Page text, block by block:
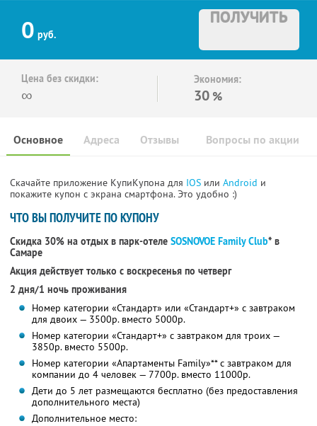
0 руб.
ПОЛУЧИТЬ
Цена без скидки:
∞
Экономия:
30 %
Основное Отзывы Вопросы по акции
Адреса
Скачайте приложение КупиКупона для IOS или Android и
покажите купон с экрана смартфона. Это удобно :)
ЧТО ВЫ ПОЛУЧИТЕ ПО КУПОНУ
Скидка 30% на отдых в парк-отеле SOSNOVOE Family Club* в
Самаре
Акция действует только с воскресенья по четверг
2 дня/1 ночь проживания
Номер категории «Стандарт» или «Стандарт+» с завтраком
для двоих — 3500р. вместо 5000р.
Номер категории «Стандарт+» с завтраком для троих —
3850р. вместо 5500р.
Номер категории «Апартаменты Family»** с завтраком для
компании до 4 человек — 7700р. вместо 11000р.
Дети до 5 лет размещаются бесплатно (без предоставления
дополнительного места)
Дополнительное место: